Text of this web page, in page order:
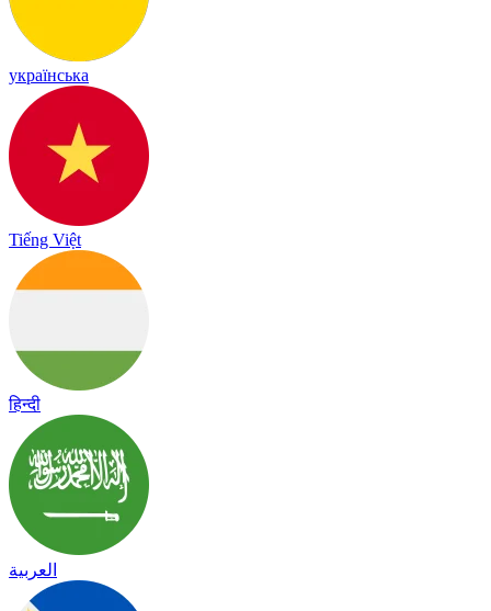
українська
Tiếng Việt
हिन्दी
العربية